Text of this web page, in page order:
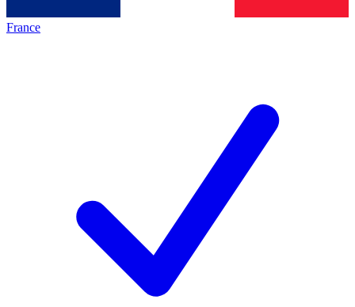
France